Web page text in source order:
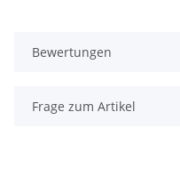
Bewertungen
Frage zum Artikel